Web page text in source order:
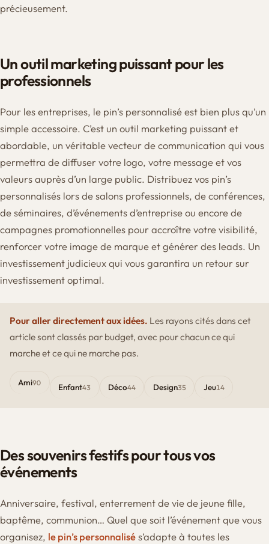
précieusement.
Un outil marketing puissant pour les
professionnels
Pour les entreprises, le pin’s personnalisé est bien plus qu’un
simple accessoire. C’est un outil marketing puissant et
abordable, un véritable vecteur de communication qui vous
permettra de diffuser votre logo, votre message et vos
valeurs auprès d’un large public. Distribuez vos pin’s
personnalisés lors de salons professionnels, de conférences,
de séminaires, d’événements d’entreprise ou encore de
campagnes promotionnelles pour accroître votre visibilité,
renforcer votre image de marque et générer des leads. Un
investissement judicieux qui vous garantira un retour sur
investissement optimal.
Pour aller directement aux idées. Les rayons cités dans cet
article sont classés par budget, avec pour chacun ce qui
marche et ce qui ne marche pas.
Ami90 Enfant43 Déco44 Design35 Jeu14
Des souvenirs festifs pour tous vos
événements
Anniversaire, festival, enterrement de vie de jeune fille,
baptême, communion… Quel que soit l’événement que vous
organisez, le pin’s personnalisés’adapte à toutes les